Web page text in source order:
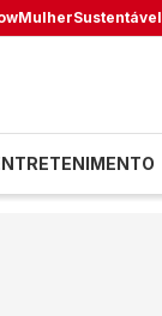
MulherSustentável